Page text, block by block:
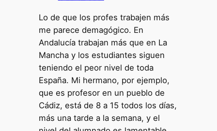
Lo de que los profes trabajen más
me parece demagógico. En
Andalucía trabajan más que en La
Mancha y los estudiantes siguen
teniendo el peor nivel de toda
España. Mi hermano, por ejemplo,
que es profesor en un pueblo de
Cádiz, está de 8 a 15 todos los días,
más una tarde a la semana, y el